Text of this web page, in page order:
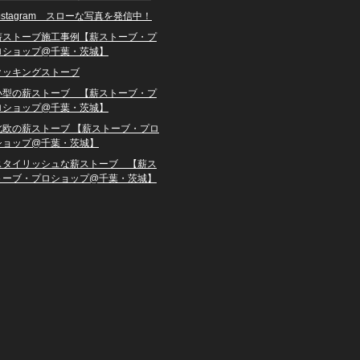
スローな写真を発信中！
ストーブ施工事例【薪ストーブ・プ
ショップ@千葉・茨城】
ッキングストーブ
型の薪ストーブ 【薪ストーブ・プ
ショップ@千葉・茨城】
欧の薪ストーブ 【薪ストーブ・プロ
ョップ@千葉・茨城】
タイリッシュな薪ストーブ 【薪ス
ーブ・プロショップ@千葉・茨城】